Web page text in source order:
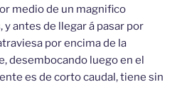
medio de un magnifico
antes de llegar á pasar por
por encima de la
desembocando luego en el
es de corto caudal, tiene sin